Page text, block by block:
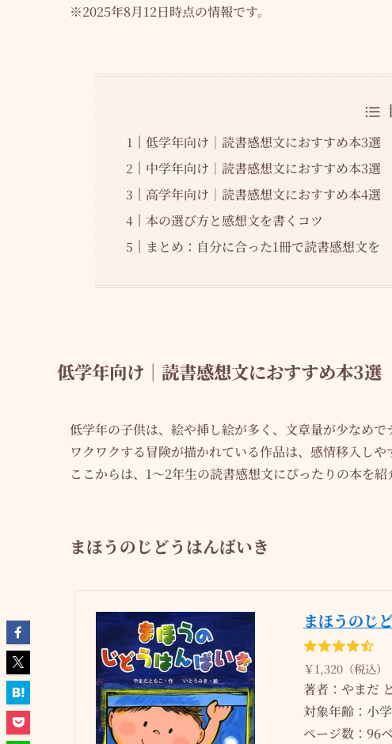
※2025年8月12日時点の情報です。
低学年向け｜読書感想文におすすめ本3選
中学年向け｜読書感想文におすすめ本3選
高学年向け｜読書感想文におすすめ本4選
本の選び方と感想文を書くコツ
まとめ：自分に合った1冊で読書感想文を
低学年向け｜読書感想文におすすめ本3選
低学年の子供は、絵や挿し絵が多く、文章量が少なめ
ワクワクする冒険が描かれている作品は、感情移入し
ここからは、1〜2年生の読書感想文にぴったりの本を紹
まほうのじどうはんばいき
まほうのじ
￥1,320（税込）
著者：やまだ
対象年齢：小
ページ数：96